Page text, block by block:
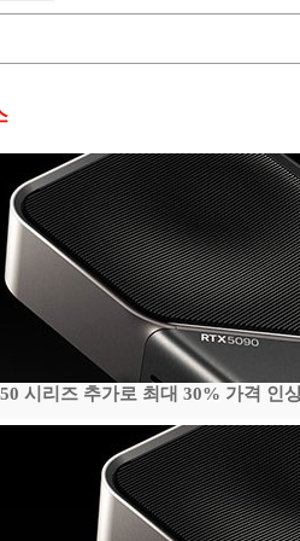
시리즈 추가로 최대 30% 가격 인